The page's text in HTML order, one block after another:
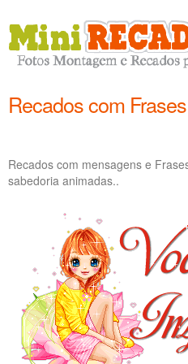
Recados com
Recados com mensagens e
sabedoria animadas..